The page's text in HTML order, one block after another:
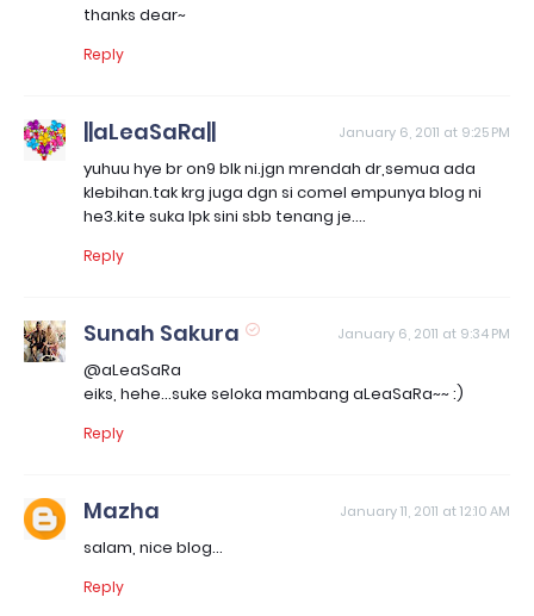
thanks dear~
Reply
||aLeaSaRa|| January 6, 2011 at 9:25 PM
yuhuu hye br on9 blk ni.jgn mrendah dr,semua ada
klebihan.tak krg juga dgn si comel empunya blog ni
he3.kite suka lpk sini sbb tenang je....
Reply
Sunah Sakura January 6, 2011 at 9:34 PM
@aLeaSaRa
eiks, hehe...suke seloka mambang aLeaSaRa~~ :)
Reply
Mazha January 11, 2011 at 12:10 AM
salam, nice blog...
Reply